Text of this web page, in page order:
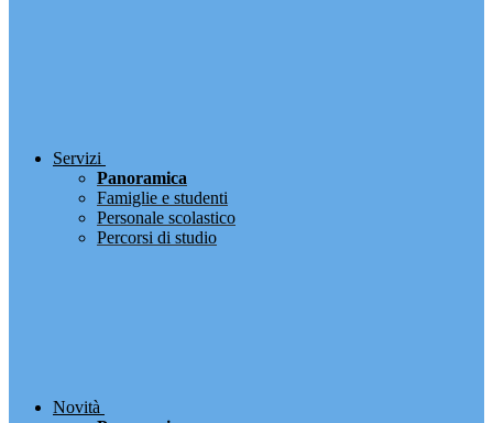
Servizi
Panoramica
Famiglie e studenti
Personale scolastico
Percorsi di studio
Novità